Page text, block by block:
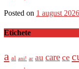
Posted on 1 august 2026
Etichete
a al ani! ar au care ce